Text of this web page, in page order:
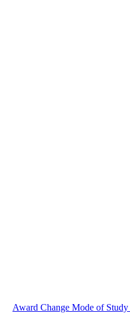
Award Change Mode of Study